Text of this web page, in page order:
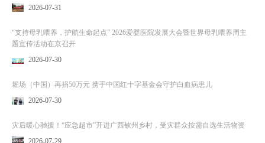
2026-07-31
“支持母乳喂养，护航生命起点” 2026爱婴医院发展大会暨世界母乳喂养周主
题宣传活动在京召开
2026-07-30
堀场（中国）再捐50万元 携手中国红十字基金会守护白血病患儿
2026-07-30
灾后暖心驰援！“应急超市”开进广西钦州乡村，受灾群众按需自选生活物资
2026-07-29